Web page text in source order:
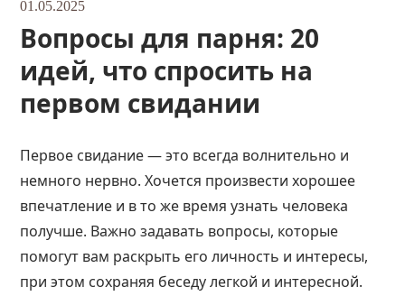
01.05.2025
Вопросы для парня: 20
идей, что спросить на
первом свидании
Первое свидание — это всегда волнительно и
немного нервно. Хочется произвести хорошее
впечатление и в то же время узнать человека
получше. Важно задавать вопросы, которые
помогут вам раскрыть его личность и интересы,
при этом сохраняя беседу легкой и интересной.